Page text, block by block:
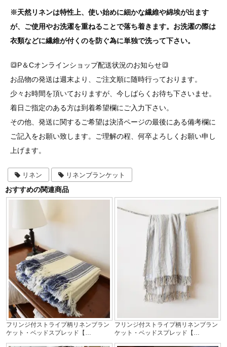
※天然リネンは特性上、使い始めに細かな繊維や綿埃が出ます
が、ご使用やお洗濯を重ねることで落ち着きます。お洗濯の際は
衣類などに繊維が付くのを防ぐ為に単独で洗って下さい。
🔳P＆Cオンラインショップ配送状況のお知らせ🔳
お品物の発送は週末より、ご注文順に随時行っております。
少々お時間を頂いておりますが、今しばらくお待ち下さいませ。
着日ご指定のある方は到着希望欄にご入力下さい。
その他、発送に関するご希望は決済ページの最後にある備考欄に
ご記入をお願い致します。ご理解の程、何卒よろしくお願い申し
上げます。
リネン リネンブランケット
おすすめの関連商品
フリンジ付ストライプ柄リネンブラン
ケット・ベッドスプレッド【…
フリンジ付ストライプ柄リネンブラン
ケット・ベッドスプレッド【…